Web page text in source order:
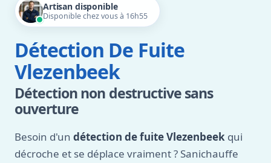
Artisan disponible
Disponible chez vous à 16h55
Détection De Fuite
Vlezenbeek
Détection non destructive sans
ouverture
Besoin d'un détection de fuite Vlezenbeek qui
décroche et se déplace vraiment ? Sanichauffe